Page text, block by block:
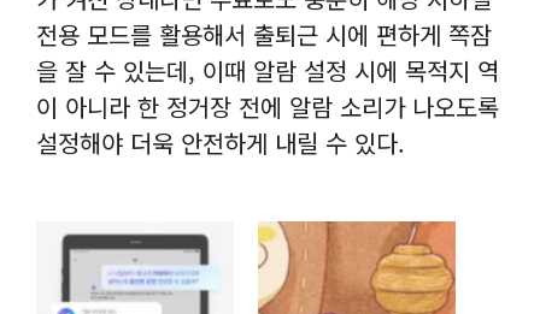
전용 모드를 활용해서 출퇴근 시에 편하게 쪽잠
을 잘 수 있는데, 이때 알람 설정 시에 목적지 역
이 아니라 한 정거장 전에 알람 소리가 나오도록
설정해야 더욱 안전하게 내릴 수 있다.